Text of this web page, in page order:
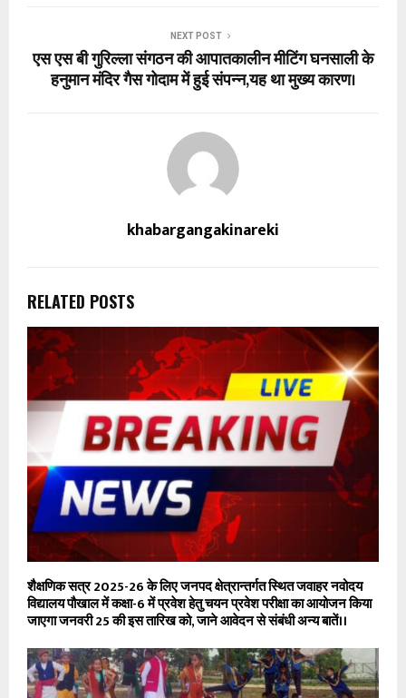
NEXT POST
एस एस बी गुरिल्ला संगठन की आपातकालीन मीटिंग घनसाली के
हनुमान मंदिर गैस गोदाम में हुई संपन्न,यह था मुख्य कारण।
khabargangakinareki
RELATED POSTS
शैक्षणिक सत्र 2025-26 के लिए जनपद क्षेत्रान्तर्गत स्थित जवाहर नवोदय
विद्यालय पौखाल में कक्षा-6 में प्रवेश हेतु चयन प्रवेश परीक्षा का आयोजन किया
जाएगा जनवरी 25 की इस तारिख को, जाने आवेदन से संबंधी अन्य बातें।।